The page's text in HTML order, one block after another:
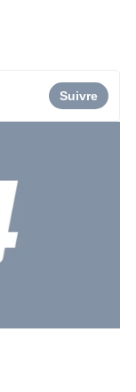
Suivre